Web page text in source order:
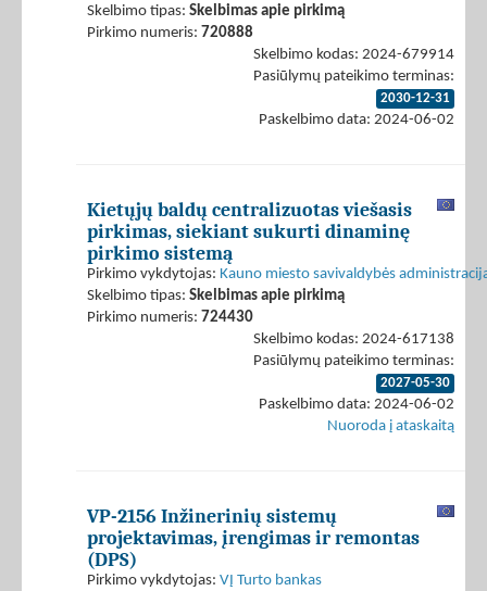
Skelbimo tipas: Skelbimas apie pirkimą
Pirkimo numeris: 720888
Skelbimo kodas: 2024-679914
Pasiūlymų pateikimo terminas:
2030-12-31
Paskelbimo data: 2024-06-02
Kietųjų baldų centralizuotas viešasis
pirkimas, siekiant sukurti dinaminę
pirkimo sistemą
Pirkimo vykdytojas: Kauno miesto savivaldybės
Skelbimo tipas: Skelbimas apie pirkimą
Pirkimo numeris: 724430
Skelbimo kodas: 2024-617138
Pasiūlymų pateikimo terminas:
2027-05-30
Paskelbimo data: 2024-06-02
Nuoroda į ataskaitą
VP-2156 Inžinerinių sistemų
projektavimas, įrengimas ir remontas
(DPS)
Pirkimo vykdytojas: VĮ Turto bankas